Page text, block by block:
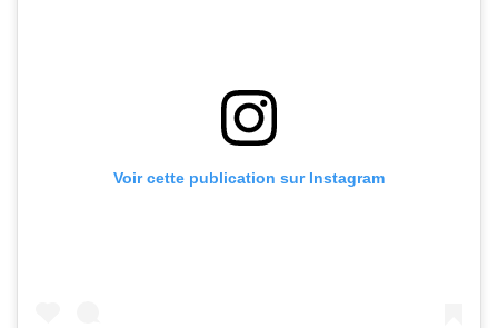
Voir cette publication sur Instagram